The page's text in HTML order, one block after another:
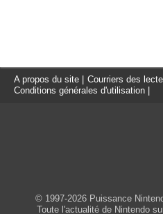
A propos du site Courriers des
Conditions générales d'utilisation
© 1997-2026 Puissance
Toute l'actualité de Nintendo